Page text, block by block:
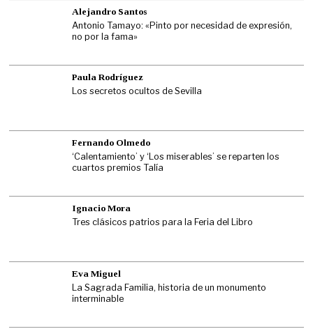
Alejandro Santos
Antonio Tamayo: «Pinto por necesidad de expresión,
no por la fama»
Paula Rodríguez
Los secretos ocultos de Sevilla
Fernando Olmedo
‘Calentamiento’ y ‘Los miserables’ se reparten los
cuartos premios Talía
Ignacio Mora
Tres clásicos patrios para la Feria del Libro
Eva Miguel
La Sagrada Familia, historia de un monumento
interminable